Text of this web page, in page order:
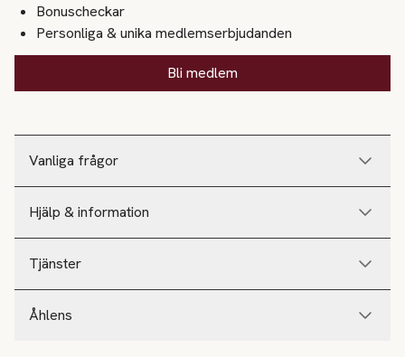
Vanliga frågor
Hjälp & information
Tjänster
Åhlens
Bonuscheckar
Personliga & unika medlemserbjudanden
Bli medlem